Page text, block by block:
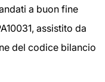
a buon fine
assistito da
del codice bilancio